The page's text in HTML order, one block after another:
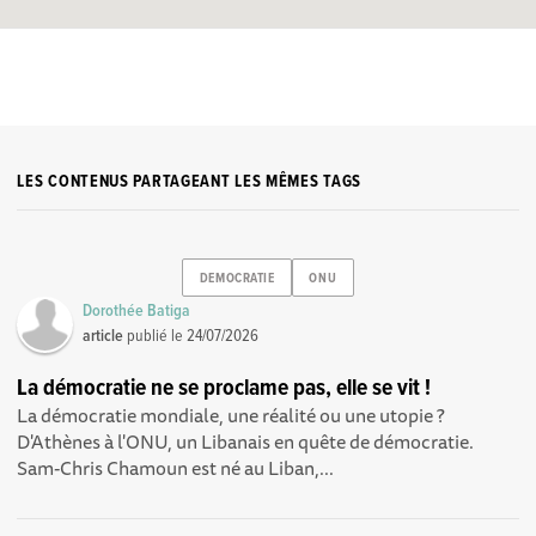
LES CONTENUS PARTAGEANT LES MÊMES TAGS
DEMOCRATIE ONU
Dorothée Batiga
article publié le24/07/2026
La démocratie ne se proclame pas, elle se vit !
La démocratie mondiale, une réalité ou une utopie ?
D'Athènes à l'ONU, un Libanais en quête de démocratie.
Sam-Chris Chamoun est né au Liban,...